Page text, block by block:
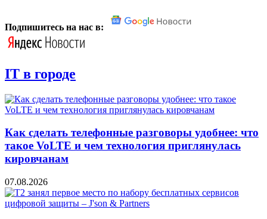
Подпишитесь на нас в:
IT в городе
Как сделать телефонные разговоры удобнее: что
такое VoLTE и чем технология приглянулась
кировчанам
07.08.2026